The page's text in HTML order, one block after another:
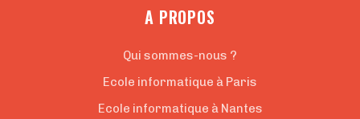
A PROPOS
Qui sommes-nous ?
Ecole informatique à Paris
Ecole informatique à Nantes